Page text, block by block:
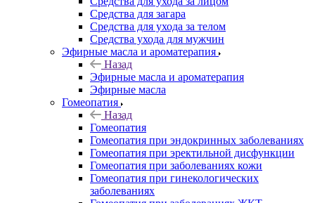
Средства для загара
Средства для ухода за телом
Средства ухода для мужчин
Эфирные масла и ароматерапия
Назад
Эфирные масла и ароматерапия
Эфирные масла
Гомеопатия
Назад
Гомеопатия
Гомеопатия при эндокринных заболеваниях
Гомеопатия при эректильной дисфункции
Гомеопатия при заболеваниях кожи
Гомеопатия при гинекологических
заболеваниях